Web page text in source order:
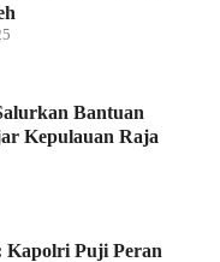
Bantuan
Kepulauan Raja
Kapolri Puji Peran